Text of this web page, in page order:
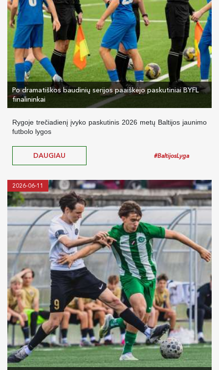
Po dramatiškos baudinių serijos paaiškėjo paskutiniai BYFL
finalininkai
Rygoje trečiadienį įvyko paskutinis 2026 metų Baltijos jaunimo
futbolo lygos
DAUGIAU #BaltijosLyga
2026-06-11